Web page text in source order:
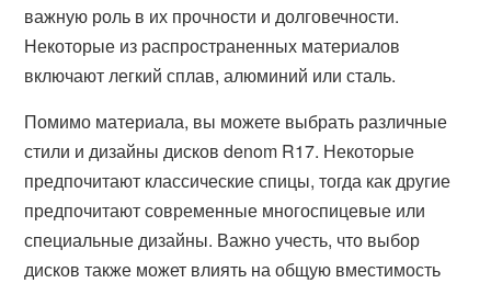
важную роль в их прочности и долговечности.
Некоторые из распространенных материалов
включают легкий сплав, алюминий или сталь.
Помимо материала, вы можете выбрать различные
стили и дизайны дисков denom R17. Некоторые
предпочитают классические спицы, тогда как другие
предпочитают современные многоспицевые или
специальные дизайны. Важно учесть, что выбор
дисков также может влиять на общую вместимость